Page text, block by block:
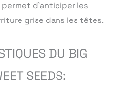
permet d’anticiper les
grise dans les têtes.
DU BIG
SEEDS: